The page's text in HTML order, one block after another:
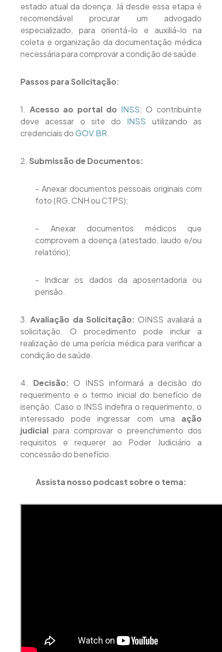
estado atual da doença. Já desde essa etapa é
recomendável procurar um advogado
especializado, para orientá-lo e auxiliá-lo na
coleta e organização da documentação médica
necessária para comprovar a condição de saúde.
Passos para Solicitação:
1. Acesso ao portal do INSS: O contribuinte
deve acessar o site do INSS utilizando as
credenciais doGOV.BR.
2. Submissão de Documentos:
- Anexar documentos pessoais originais com
foto (RG, CNH ou CTPS);
- Anexar documentos médicos que
comprovem a doença (atestado, laudo e/ou
relatório);
- Indicar os dados da aposentadoria ou
pensão.
3.Avaliação da Solicitação: OINSS avaliará a
solicitação. O procedimento pode incluir a
realização de uma perícia médica para verificar a
condição de saúde.
4. Decisão: O INSS informará a decisão do
requerimento e o termo inicial do benefício de
isenção. Caso o INSS indefira o requerimento, o
interessado pode ingressar com uma ação
judicial para comprovar o preenchimento dos
requisitos e requerer ao Poder Judiciário a
concessão do benefício.
Assista nosso podcast sobre o tema: